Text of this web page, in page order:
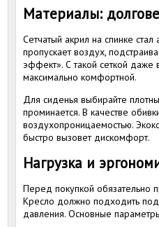
Материалы:
Сетчатый акрил на спинке
пропускает воздух,
эффект». С такой сеткой
максимально комфортной.
Для сиденья выбирайте
проминается. В качестве
воздухопроницаемостью.
быстро вызовет дискомфорт.
Нагрузка и
Перед покупкой обязательно
Кресло должно подходить под
давления. Основные